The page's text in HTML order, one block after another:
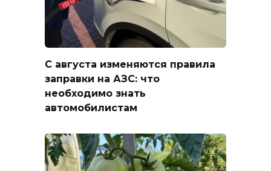
С августа изменяются правила
заправки на АЗС: что
необходимо знать
автомобилистам